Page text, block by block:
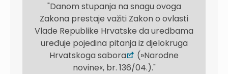
"Danom stupanja na snagu ovoga
Zakona prestaje važiti Zakon o ovlasti
Vlade Republike Hrvatske da uredbama
uređuje pojedina pitanja iz djelokruga
Hrvatskoga sabora
(»Narodne
novine«, br. 136/04.)."